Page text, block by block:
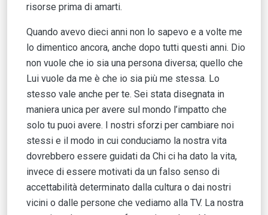
risorse prima di amarti.
Quando avevo dieci anni non lo sapevo e a volte me
lo dimentico ancora, anche dopo tutti questi anni. Dio
non vuole che io sia una persona diversa; quello che
Lui vuole da me è che io sia più me stessa. ­Lo
stesso vale anche per te. Sei stata disegnata in
maniera unica per avere sul mondo l’impatto che
solo tu puoi avere. I nostri sforzi per cambiare noi
stessi e il modo in cui conduciamo la nostra vita
dovrebbero essere guidati da Chi ci ha dato la vita,
invece di essere motivati da un falso senso di
accettabilità determinato dalla cultura o dai nostri
vicini o dalle persone che vediamo alla TV. La nostra